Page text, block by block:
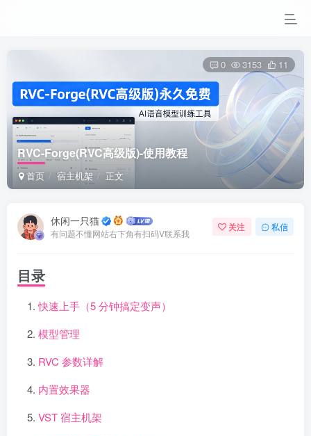
RVC-Forge(RVC高级版)-使用教程
首页 宿主机架 正文
0 3153 11
休闲一只猫
有问题不懂网站右下角有扫码V联系我
关注 私信
目录
快速上手（5 分钟搞定变声）
模型管理
RVC 参数详解
内置效果器
VST 宿主机架